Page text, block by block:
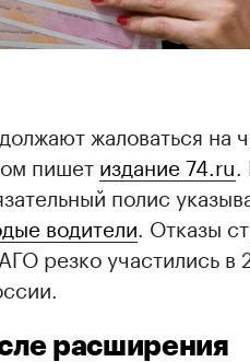
жаловаться на
пишет издание 74.ru
полис
водители . Отказы
резко участились в
расширения